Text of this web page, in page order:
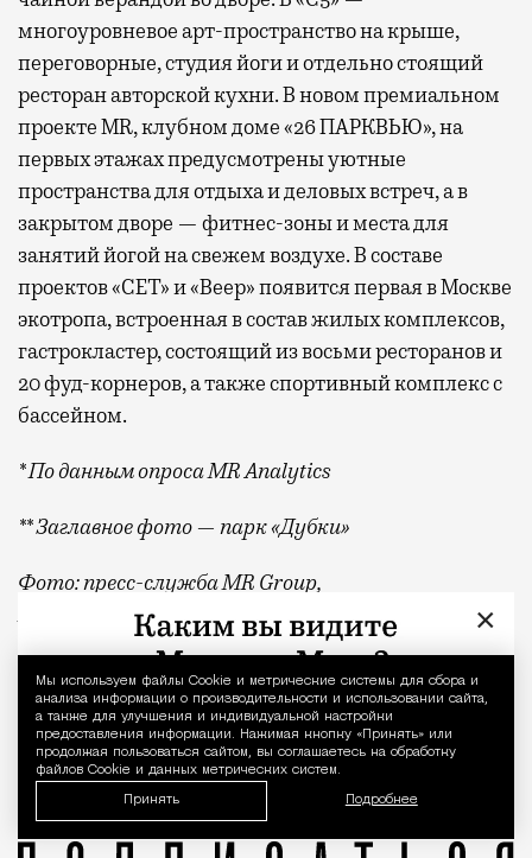
Уведомление
Мы используем файлы Сookie и метрические системы для сбора и
анализа информации о производительности и использовании сайта,
а также для улучшения и индивидуальной настройки
предоставления информации. Нажимая кнопку «Принять» или
продолжая пользоваться сайтом, вы соглашаетесь на обработку
файлов Cookie и данных метрических систем.
Принять Подробнее
многоуровневое арт-пространство на крыше,
переговорные, студия йоги и отдельно стоящий
ресторан авторской кухни. В новом премиальном
проекте MR, клубном доме «26 ПАРКВЬЮ», на
первых этажах предусмотрены уютные
пространства для отдыха и деловых встреч, а в
закрытом дворе — фитнес-зоны и места для
занятий йогой на свежем воздухе. В составе
проектов «СЕТ» и «Веер»появитсяпервая в Москве
экотропа, встроенная в состав жилых комплексов,
гастрокластер, состоящий из восьми ресторанов и
20 фуд-корнеров, а также спортивный комплекс с
бассейном.
* По данным опроса MR Analytics
** Заглавное фото — парк «Дубки»
Фото: пресс-служба MR Group,
/shutterstock.com/Fotodom
Квадратные метры, планировки, вид из
Реклама
×